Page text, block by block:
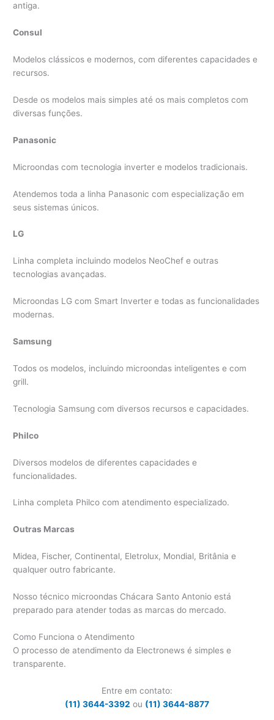
antiga.
Consul
Modelos clássicos e modernos, com diferentes capacidades e
recursos.
Desde os modelos mais simples até os mais completos com
diversas funções.
Panasonic
Microondas com tecnologia inverter e modelos tradicionais.
Atendemos toda a linha Panasonic com especialização em
seus sistemas únicos.
LG
Linha completa incluindo modelos NeoChef e outras
tecnologias avançadas.
Microondas LG com Smart Inverter e todas as funcionalidades
modernas.
Samsung
Todos os modelos, incluindo microondas inteligentes e com
grill.
Tecnologia Samsung com diversos recursos e capacidades.
Philco
Diversos modelos de diferentes capacidades e
funcionalidades.
Linha completa Philco com atendimento especializado.
Outras Marcas
Midea, Fischer, Continental, Eletrolux, Mondial, Britânia e
qualquer outro fabricante.
Nosso técnico microondas Chácara Santo Antonio está
preparado para atender todas as marcas do mercado.
Como Funciona o Atendimento
O processo de atendimento da Electronews é simples e
transparente.
Entre em contato:
(11) 3644-3392 ou (11) 3644-8877